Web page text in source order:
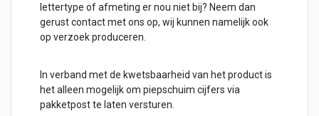
lettertype of afmeting er nou niet bij? Neem dan
gerust contact met ons op, wij kunnen namelijk ook
op verzoek produceren.
In verband met de kwetsbaarheid van het product is
het alleen mogelijk om piepschuim cijfers via
pakketpost te laten versturen.